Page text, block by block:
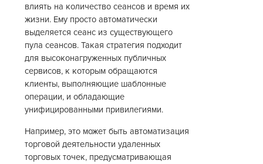
влиять на количество сеансов и время их
жизни. Ему просто автоматически
выделяется сеанс из существующего
пула сеансов. Такая стратегия подходит
для высоконагруженных публичных
сервисов, к которым обращаются
клиенты, выполняющие шаблонные
операции, и обладающие
унифицированными привилегиями.
Например, это может быть автоматизация
торговой деятельности удаленных
торговых точек, предусматривающая